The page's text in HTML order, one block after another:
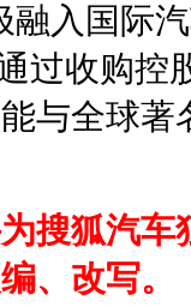
入国际
过收购控
与全球
搜狐汽
、改写。